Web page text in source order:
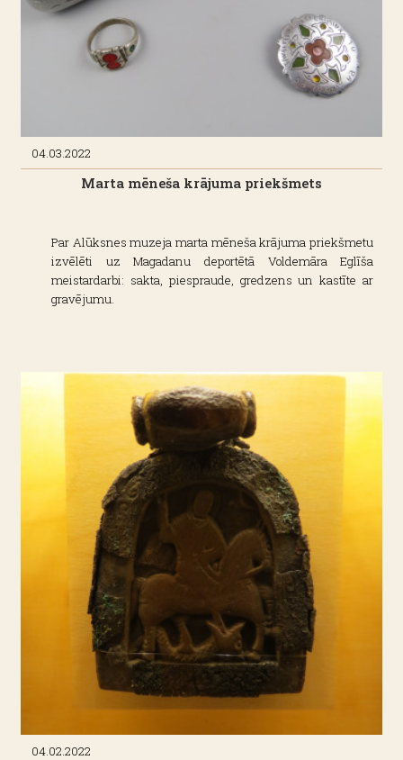
04.03.2022
Marta mēneša krājuma priekšmets
Par Alūksnes muzeja marta mēneša krājuma priekšmetu
izvēlēti uz Magadanu deportētā Voldemāra Eglīša
meistardarbi: sakta, piespraude, gredzens un kastīte ar
gravējumu.
04.02.2022